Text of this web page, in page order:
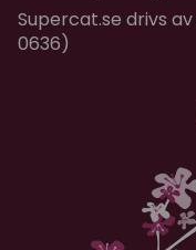
Supercat.se drivs
0636)